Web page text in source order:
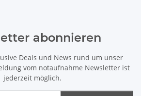
abonnieren
Deals und News rund um unser
vom notaufnahme Newsletter ist
jederzeit möglich.